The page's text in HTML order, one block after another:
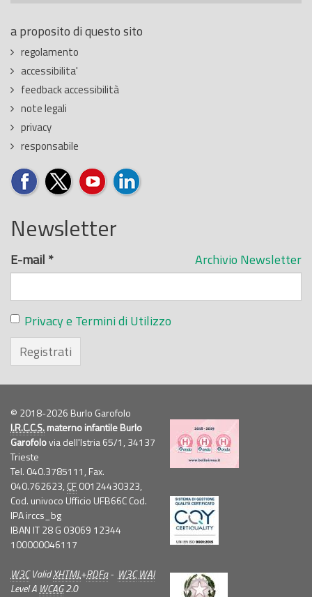
a proposito di questo sito
regolamento
accessibilita'
feedback accessibilità
note legali
privacy
responsabile
Newsletter
Archivio Newsletter
E-mail *
Privacy e Termini di Utilizzo
Registrati
© 2018-2026 Burlo Garofolo
I.R.C.C.S.materno infantile Burlo
Garofolovia dell'Istria 65/1, 34137
Trieste
Tel. 040.3785111, Fax.
040.762623, CF00124430323,
Cod. univoco Ufficio UFB66C Cod.
IPA irccs_bg
IBAN IT 28 G 03069 12344
100000046117
W3CValidXHTML+RDFa- W3C WAI
Level A WCAG2.0